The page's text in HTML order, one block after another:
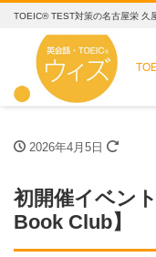
TOEIC® TEST対策の名古屋栄 久
2026年4月5日
初開催イベン
Book Club】